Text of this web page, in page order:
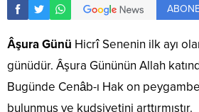
Âşura Günü Hicrî Senenin ilk ayı
günüdür. Âşura Gününün Allah
Bugünde Cenâb-ı Hak on
bulunmuş ve kudsiyetini arttırmıştır.